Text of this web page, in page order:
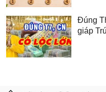
Đúng
giáp